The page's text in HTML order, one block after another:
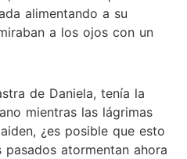
alimentando a su
a los ojos con un
de Daniela, tenía la
mientras las lágrimas
¿es posible que esto
pasados atormentan ahora